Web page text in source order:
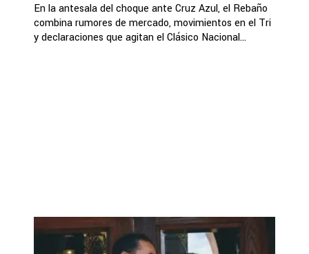
En la antesala del choque ante Cruz Azul, el Rebaño
combina rumores de mercado, movimientos en el Tri
y declaraciones que agitan el Clásico Nacional...